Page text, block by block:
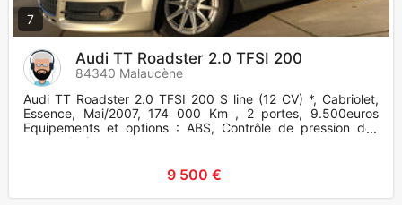
7
Audi TT Roadster 2.0 TFSI 200
84340 Malaucène
Audi TT Roadster 2.0 TFSI 200 S line (12 CV) *, Cabriolet,
Essence, Mai/2007, 174 000 Km , 2 portes, 9.500euros
Equipements et options : ABS, Contrôle de pression des
pneus, Antipa
9 500 €